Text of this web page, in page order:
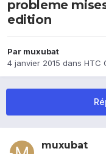
probleme
edition
Par muxubat
4 janvier 2015 dans HTC
muxubat